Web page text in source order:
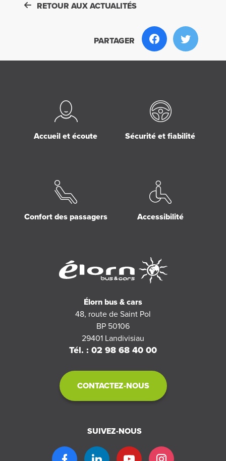
RETOUR AUX ACTUALITÉS
PARTAGER
Accueil et écoute Sécurité et fiabilité
Confort des passagers Accessibilité
Élorn bus & cars
48, route de Saint Pol
BP 50106
29401 Landivisiau
Tél. : 02 98 68 40 00
CONTACTEZ-NOUS
SUIVEZ-NOUS